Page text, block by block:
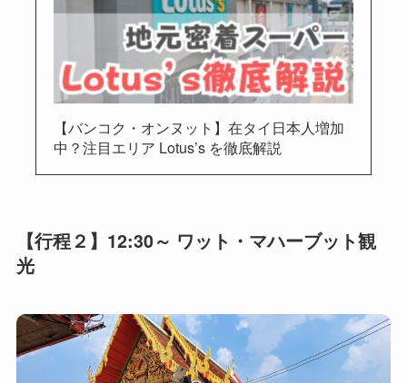
【バンコク・オンヌット】在タイ日本人増加
中？注目エリア Lotus’s を徹底解説
【行程２】12:30～ ワット・マハーブット観
光